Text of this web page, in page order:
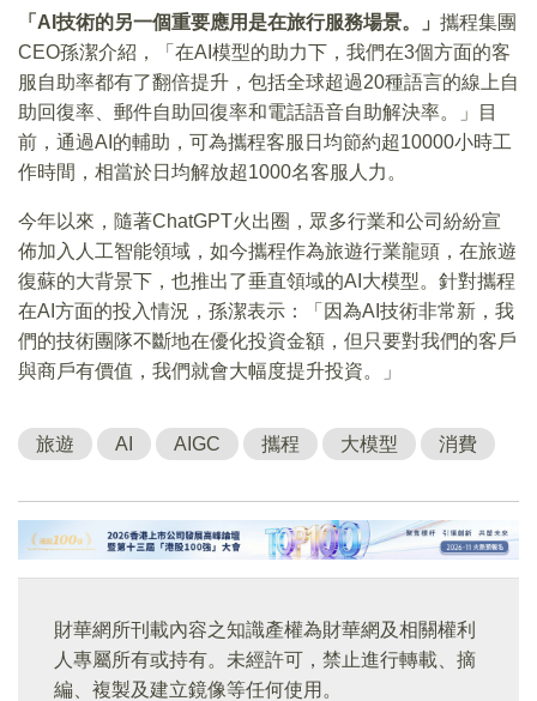
「AI技術的另一個重要應用是在旅行服務場景。」 攜程集團
CEO孫潔介紹，「在AI模型的助力下，我們在3個方面的客
服自助率都有了翻倍提升，包括全球超過20種語言的線上自
助回復率、郵件自助回復率和電話語音自助解決率。」目
前，通過AI的輔助，可為攜程客服日均節約超10000小時工
作時間，相當於日均解放超1000名客服人力。
今年以來，隨著ChatGPT火出圈，眾多行業和公司紛紛宣
佈加入人工智能領域，如今攜程作為旅遊行業龍頭，在旅遊
復蘇的大背景下，也推出了垂直領域的AI大模型。針對攜程
在AI方面的投入情況，孫潔表示：「因為AI技術非常新，我
們的技術團隊不斷地在優化投資金額，但只要對我們的客戶
與商戶有價值，我們就會大幅度提升投資。」
旅遊 AI AIGC 攜程 大模型 消費
財華網所刊載內容之知識產權為財華網及相關權利
人專屬所有或持有。未經許可，禁止進行轉載、摘
編、複製及建立鏡像等任何使用。